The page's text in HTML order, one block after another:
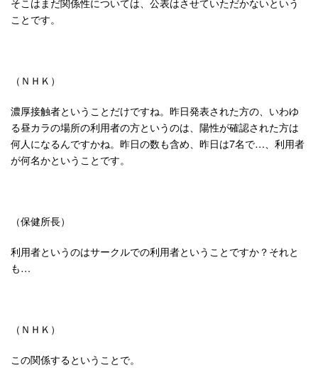
ことです。
（ＮＨＫ）
濃厚接触者ということだけですね。昨日発表された方の、いわゆ
る昼カラの場所の利用者の方というのは、陽性が確認された方は
何人になるんですかね。昨日の数も含め、昨日は7名で…、利用者
が何名かということです。
（保健所長）
利用者というのはサークルでの利用者ということですか？それと
も…
（ＮＨＫ）
この関係するということで。